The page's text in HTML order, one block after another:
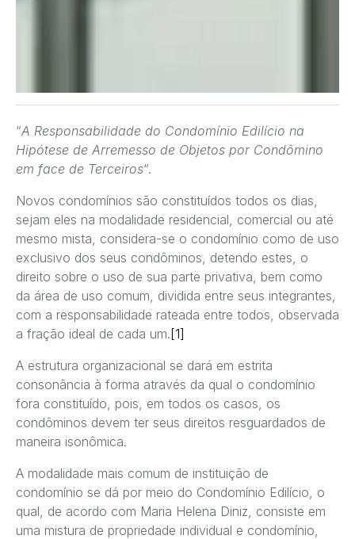
“A Responsabilidade do Condomínio Edilício na
Hipótese de Arremesso de Objetos por Condômino
em face de Terceiros“.
Novos condomínios são constituídos todos os dias,
sejam eles na modalidade residencial, comercial ou até
mesmo mista, considera-se o condomínio como de uso
exclusivo dos seus condôminos, detendo estes, o
direito sobre o uso de sua parte privativa, bem como
da área de uso comum, dividida entre seus integrantes,
com a responsabilidade rateada entre todos, observada
a fração ideal de cada um.[1]
A estrutura organizacional se dará em estrita
consonância à forma através da qual o condomínio
fora constituído, pois, em todos os casos, os
condôminos devem ter seus direitos resguardados de
maneira isonômica.
A modalidade mais comum de instituição de
condomínio se dá por meio do Condomínio Edilício, o
qual, de acordo com Maria Helena Diniz, consiste em
uma mistura de propriedade individual e condomínio,